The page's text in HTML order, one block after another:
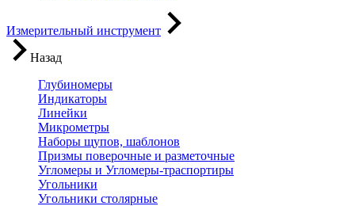
Измерительный инструмент
Назад
Глубиномеры
Индикаторы
Линейки
Микрометры
Наборы щупов, шаблонов
Призмы поверочные и разметочные
Угломеры и Угломеры-траспортиры
Угольники
Угольники столярные